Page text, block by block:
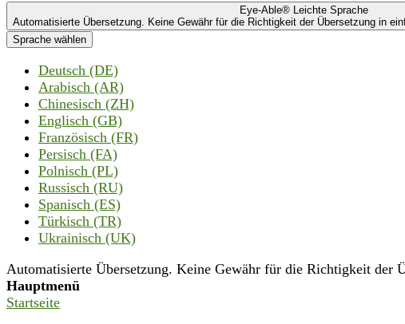
Eye-Able® Leichte Sprache
Automatisierte Übersetzung. Keine Gewähr für die Richtigkeit der Übersetzung in
Sprache wählen
Deutsch (DE)
Arabisch (AR)
Chinesisch (ZH)
Englisch (GB)
Französisch (FR)
Persisch (FA)
Polnisch (PL)
Russisch (RU)
Spanisch (ES)
Türkisch (TR)
Ukrainisch (UK)
Automatisierte Übersetzung. Keine Gewähr für die Richtigkeit der
Hauptmenü
Startseite